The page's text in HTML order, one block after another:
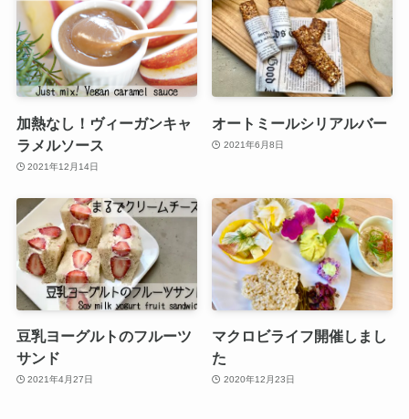
加熱なし！ヴィーガンキャ
ラメルソース
2021年12月14日
オートミールシリアルバー
2021年6月8日
豆乳ヨーグルトのフルーツ
サンド
2021年4月27日
マクロビライフ開催しまし
た
2020年12月23日